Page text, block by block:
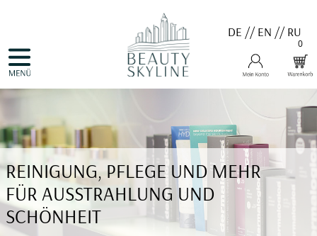
DE //EN //RU
0
NAVIGATION
VALMONT
MENARD
MEDER
COSNOBELL
PROBIO DERM・INFO
BELLEFONTAINE
DERMALOGICA
EVA GARDEN
APHRO CELINA
ANGEBOTE
REINIGUNG, PFLEGE UND MEHR
FÜR AUSSTRAHLUNG UND
SCHÖNHEIT